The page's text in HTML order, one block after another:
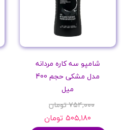
شامپو سه کاره مردانه
مدل مشکی حجم 400
میل
۷۵۴,۰۰۰ تومان
۵۰۵,۱۸۰ تومان